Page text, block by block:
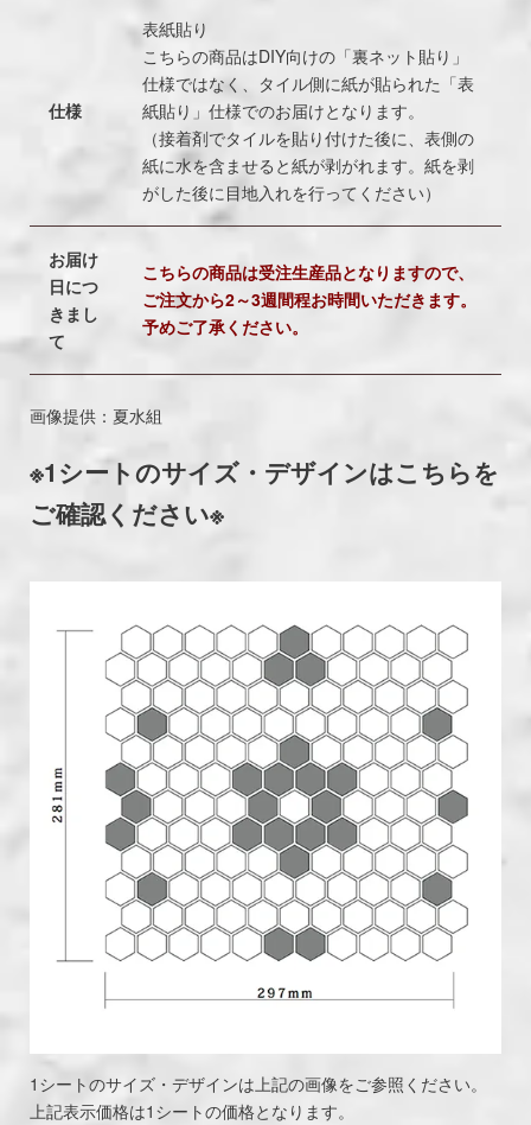
仕様
表紙貼り
こちらの商品はDIY向けの「裏ネット貼り」
仕様ではなく、タイル側に紙が貼られた「表
紙貼り」仕様でのお届けとなります。
（接着剤でタイルを貼り付けた後に、表側の
紙に水を含ませると紙が剥がれます。紙を剥
がした後に目地入れを行ってください）
お届け
日につ
きまし
て
こちらの商品は受注生産品となりますので、
ご注文から2～3週間程お時間いただきます。
予めご了承ください。
画像提供：夏水組
※1シートのサイズ・デザインはこちらを
ご確認ください※
1シートのサイズ・デザインは上記の画像をご参照ください。
上記表示価格は1シートの価格となります。